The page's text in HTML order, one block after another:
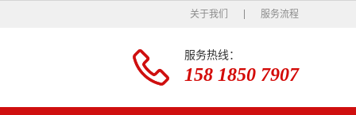
关于我们 服务流程
服务热线：
158 1850 7907